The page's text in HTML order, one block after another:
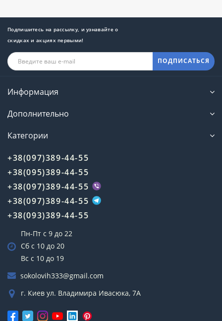
Подпишитесь на рассылку, и узнавайте о
скидках и акциях первыми!
ПОДПИСАТЬСЯ
Информация
Дополнительно
Категории
+38(097)389-44-55
+38(095)389-44-55
+38(097)389-44-55
+38(097)389-44-55
+38(093)389-44-55
Пн-Пт с 9 до 22
Сб с 10 до 20
Вс с 10 до 19
sokolovih333@gmail.com
г. Киев ул. Владимира Ивасюка, 7А